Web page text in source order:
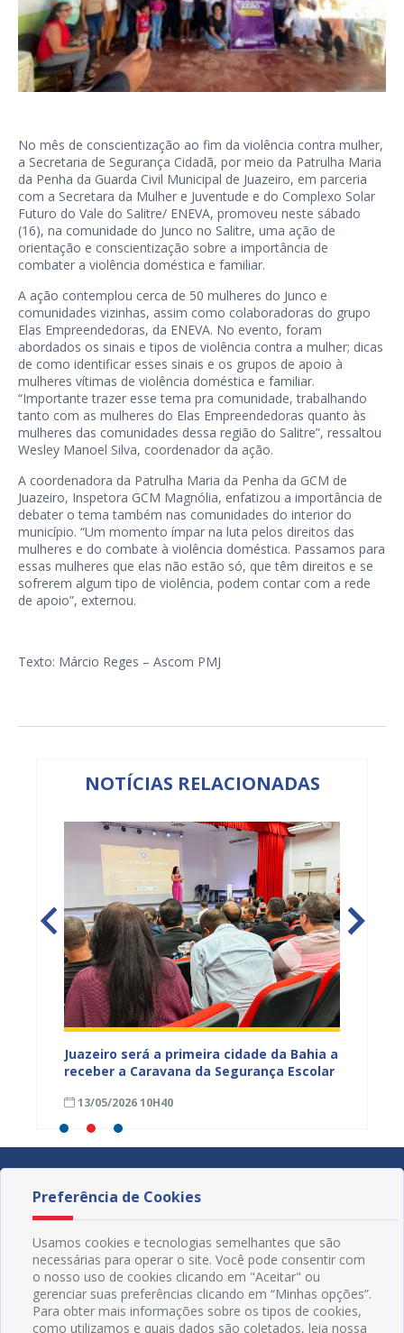
No mês de conscientização ao fim da violência contra mulher,
a Secretaria de Segurança Cidadã, por meio da Patrulha Maria
da Penha da Guarda Civil Municipal de Juazeiro, em parceria
com a Secretara da Mulher e Juventude e do Complexo Solar
Futuro do Vale do Salitre/ ENEVA, promoveu neste sábado
(16), na comunidade do Junco no Salitre, uma ação de
orientação e conscientização sobre a importância de
combater a violência doméstica e familiar.
A ação contemplou cerca de 50 mulheres do Junco e
comunidades vizinhas, assim como colaboradoras do grupo
Elas Empreendedoras, da ENEVA. No evento, foram
abordados os sinais e tipos de violência contra a mulher; dicas
de como identificar esses sinais e os grupos de apoio à
mulheres vítimas de violência doméstica e familiar.
“Importante trazer esse tema pra comunidade, trabalhando
tanto com as mulheres do Elas Empreendedoras quanto às
mulheres das comunidades dessa região do Salitre”, ressaltou
Wesley Manoel Silva, coordenador da ação.
A coordenadora da Patrulha Maria da Penha da GCM de
Juazeiro, Inspetora GCM Magnólia, enfatizou a importância de
debater o tema também nas comunidades do interior do
município. “Um momento ímpar na luta pelos direitos das
mulheres e do combate à violência doméstica. Passamos para
essas mulheres que elas não estão só, que têm direitos e se
sofrerem algum tipo de violência, podem contar com a rede
de apoio”, externou.
Texto: Márcio Reges – Ascom PMJ
NOTÍCIAS RELACIONADAS
Juazeiro será a primeira cidade da Bahia a
receber a Caravana da Segurança Escolar
13/05/2026 10H40
Preferência de Cookies
Usamos cookies e tecnologias semelhantes que são
necessárias para operar o site. Você pode consentir com
o nosso uso de cookies clicando em "Aceitar" ou
gerenciar suas preferências clicando em “Minhas opções”.
Para obter mais informações sobre os tipos de cookies,
como utilizamos e quais dados são coletados, leia nossa